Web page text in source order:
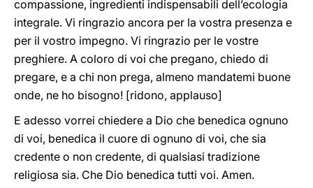
compassione, ingredienti indispensabili dell’ecologia
integrale. Vi ringrazio ancora per la vostra presenza e
per il vostro impegno. Vi ringrazio per le vostre
preghiere. A coloro di voi che pregano, chiedo di
pregare, e a chi non prega, almeno mandatemi buone
onde, ne ho bisogno! [ridono, applauso]
E adesso vorrei chiedere a Dio che benedica ognuno
di voi, benedica il cuore di ognuno di voi, che sia
credente o non credente, di qualsiasi tradizione
religiosa sia. Che Dio benedica tutti voi. Amen.